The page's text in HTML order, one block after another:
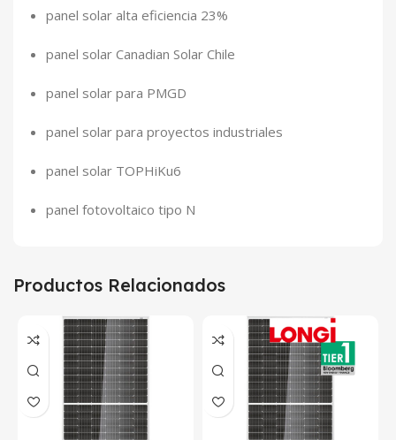
panel solar alta eficiencia 23%
panel solar Canadian Solar Chile
panel solar para PMGD
panel solar para proyectos industriales
panel solar TOPHiKu6
panel fotovoltaico tipo N
Productos Relacionados